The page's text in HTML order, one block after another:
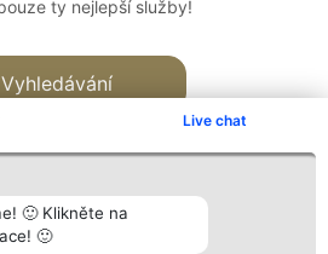
Live chat
🙂 Klikněte na
🙂
ty nejlepší služby!
Vyhledávání